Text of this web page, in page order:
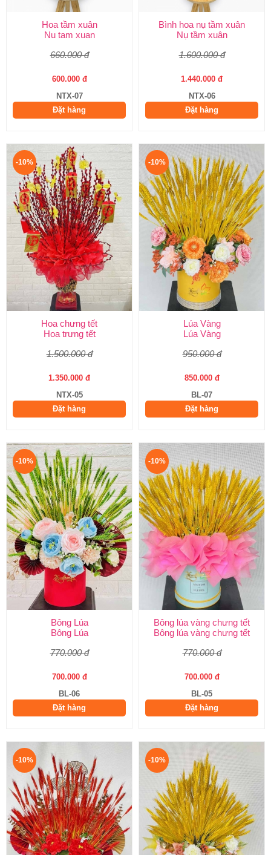
Hoa tầm xuân
Nu tam xuan
660.000 đ
600.000 đ
NTX-07
Đặt hàng
Bình hoa nụ tầm xuân
Nụ tầm xuân
1.600.000 đ
1.440.000 đ
NTX-06
Đặt hàng
-10%
Hoa chưng tết
Hoa trưng tết
1.500.000 đ
1.350.000 đ
NTX-05
Đặt hàng
-10%
Lúa Vàng
Lúa Vàng
950.000 đ
850.000 đ
BL-07
Đặt hàng
-10%
Bông Lúa
Bông Lúa
770.000 đ
700.000 đ
BL-06
Đặt hàng
-10%
Bông lúa vàng chưng tết
Bông lúa vàng chưng tết
770.000 đ
700.000 đ
BL-05
Đặt hàng
-10% -10%